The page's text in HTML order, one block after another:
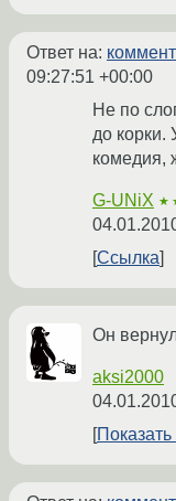
Ответ на:
09:27:51 +00:00
Не по
до корки.
комедия,
G-UNiX
Ссылка
Он
aksi2000
Показать